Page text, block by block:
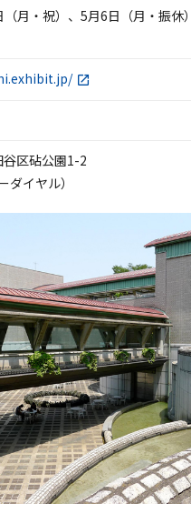
月・祝）、5月6日（月・振休
区砧公園1-2
イヤル）